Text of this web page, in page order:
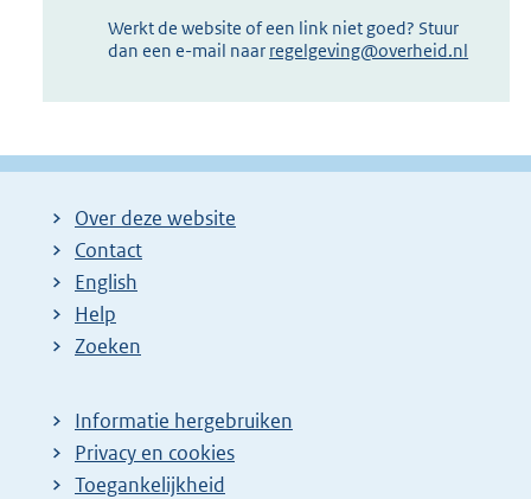
Werkt de website of een link niet goed? Stuur
dan een e-mail naar regelgeving@overheid.nl
Over deze website
Contact
English
Help
Zoeken
Informatie hergebruiken
Privacy en cookies
Toegankelijkheid